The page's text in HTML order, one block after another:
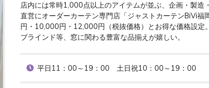
店内には常時1,000点以上のアイテムが並ぶ、企画・製造
直営にオーダーカーテン専門店「ジャストカーテンBiVi
円・10,000円・12,000円（税抜価格）とお得な価格設定
ブラインド等、窓に関わる豊富な品揃えが嬉しい。
平日11：00～19：00　土日祝10：00～19：00 　